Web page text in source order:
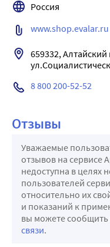
Россия
www.shop.evalar.ru
659332, Алтайский
8 800 200-52-52
Отзывы
Уважаемые
отзывов на сервисе
недоступна в целях
пользователей
относительно их
и показаний к
вы можете
связи.